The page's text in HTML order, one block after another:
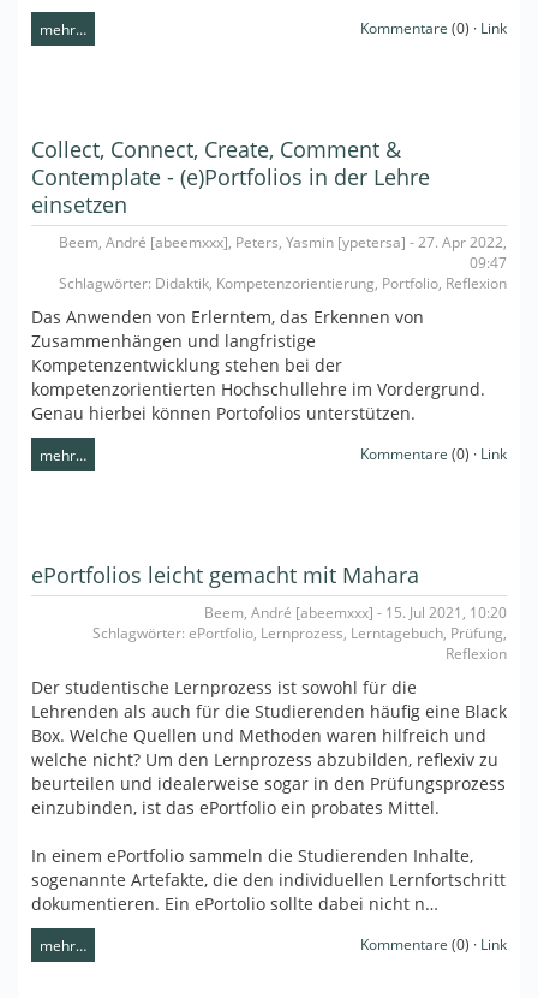
mehr… Kommentare (0) · Link
Collect, Connect, Create, Comment &
Contemplate - (e)Portfolios in der Lehre
einsetzen
Beem, André [abeemxxx], Peters, Yasmin [ypetersa] - 27. Apr 2022,
09:47
Schlagwörter: Didaktik, Kompetenzorientierung, Portfolio, Reflexion
Das Anwenden von Erlerntem, das Erkennen von
Zusammenhängen und langfristige
Kompetenzentwicklung stehen bei der
kompetenzorientierten Hochschullehre im Vordergrund.
Genau hierbei können Portofolios unterstützen.
mehr… Kommentare (0) · Link
ePortfolios leicht gemacht mit Mahara
Beem, André [abeemxxx] - 15. Jul 2021, 10:20
Schlagwörter: ePortfolio, Lernprozess, Lerntagebuch, Prüfung,
Reflexion
Der studentische Lernprozess ist sowohl für die
Lehrenden als auch für die Studierenden häufig eine Black
Box. Welche Quellen und Methoden waren hilfreich und
welche nicht? Um den Lernprozess abzubilden, reflexiv zu
beurteilen und idealerweise sogar in den Prüfungsprozess
einzubinden, ist das ePortfolio ein probates Mittel.
In einem ePortfolio sammeln die Studierenden Inhalte,
sogenannte Artefakte, die den individuellen Lernfortschritt
dokumentieren. Ein ePortolio sollte dabei nicht n…
mehr… Kommentare (0) · Link